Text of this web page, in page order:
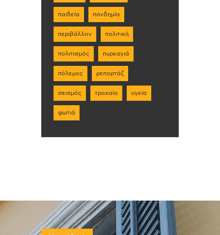
παιδεία πανδημία
περιβάλλον πολιτική
πολιτισμός πυρκαγιά
πόλεμος ρεπορτάζ
σεισμός τροχαίο υγεία
φωτιά